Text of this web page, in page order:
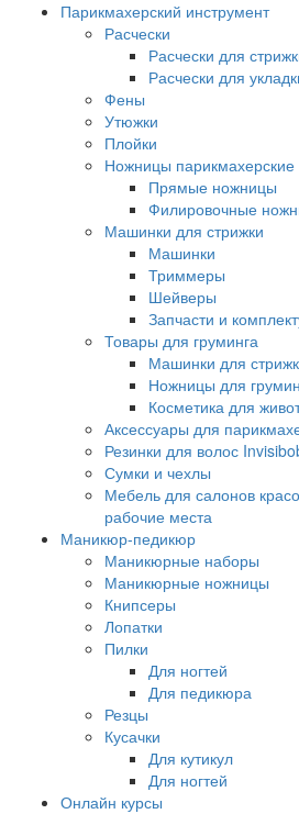
Парикмахерский инструмент
Расчески
Расчески для
Расчески для
Фены
Утюжки
Плойки
Ножницы парикмахерские
Прямые ножницы
Филировочные
Машинки для стрижки
Машинки
Триммеры
Шейверы
Запчасти и
Товары для груминга
Машинки для
Ножницы для
Косметика для
Аксессуары для
Резинки для волос
Сумки и чехлы
Мебель для салонов
рабочие места
Маникюр-педикюр
Маникюрные наборы
Маникюрные ножницы
Книпсеры
Лопатки
Пилки
Для ногтей
Для педикюра
Резцы
Кусачки
Для кутикул
Для ногтей
Онлайн курсы